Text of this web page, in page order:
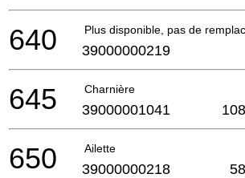
Plus disponible, pas de
640 39000000219
Charnière
645 39000001041
Ailette
650 39000000218